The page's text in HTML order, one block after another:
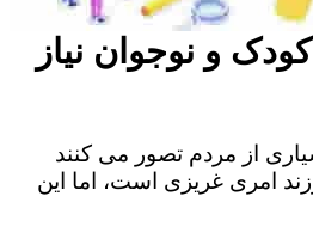
و نوجوان نیاز
از مردم تصور می کنند
امری غریزی است، اما این